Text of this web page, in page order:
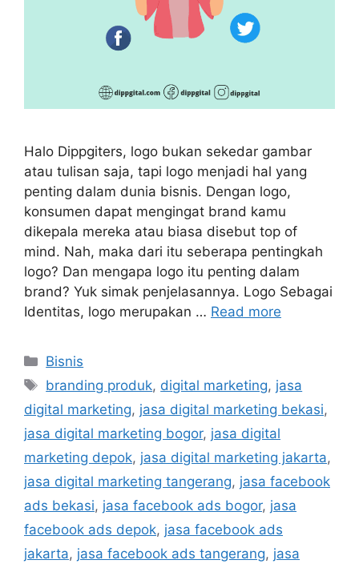
Halo Dippgiters, logo bukan sekedar gambar
atau tulisan saja, tapi logo menjadi hal yang
penting dalam dunia bisnis. Dengan logo,
konsumen dapat mengingat brand kamu
dikepala mereka atau biasa disebut top of
mind. Nah, maka dari itu seberapa pentingkah
logo? Dan mengapa logo itu penting dalam
brand? Yuk simak penjelasannya. Logo Sebagai
Identitas, logo merupakan … Read more
Bisnis
branding produk, digital marketing, jasa
digital marketing, jasa digital marketing bekasi,
jasa digital marketing bogor, jasa digital
marketing depok, jasa digital marketing jakarta,
jasa digital marketing tangerang, jasa facebook
ads bekasi, jasa facebook ads bogor, jasa
facebook ads depok, jasa facebook ads
jakarta, jasa facebook ads tangerang, jasa